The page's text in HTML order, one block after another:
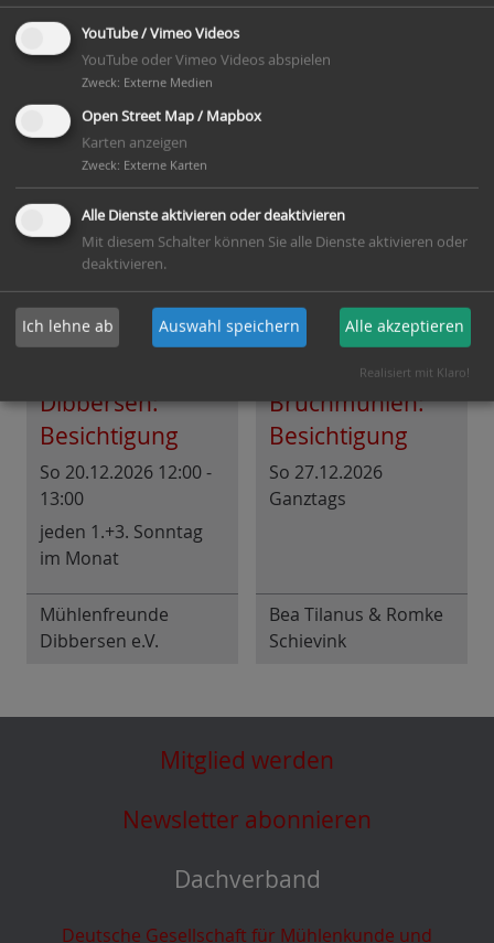
Mühle an jedem
ersten Samstag im
Monat
Goslarer Museum
Dibbersen:
Besichtigung
So 20.12.2026 12:00 -
13:00
jeden 1.+3. Sonntag
im Monat
Mühlenfreunde
Dibbersen e.V.
Wassermühle
Bruchmühlen:
Besichtigung
So 27.12.2026
Ganztags
Bea Tilanus & Romke
Schievink
Mitglied werden
Newsletter abonnieren
Dachverband
Deutsche Gesellschaft für Mühlenkunde und
YouTube / Vimeo Videos
YouTube oder Vimeo Videos abspielen
Zweck: Externe Medien
Open Street Map / Mapbox
Karten anzeigen
Zweck: Externe Karten
Alle Dienste aktivieren oder deaktivieren
Mit diesem Schalter können Sie alle Dienste aktivieren oder
deaktivieren.
Ich lehne ab Auswahl speichern Alle akzeptieren
Realisiert mit Klaro!